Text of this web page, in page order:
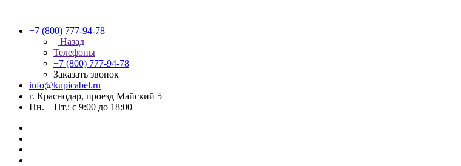
+7 (800) 777-94-78
Назад
Телефоны
+7 (800) 777-94-78
Заказать звонок
info@kupicabel.ru
г. Краснодар, проезд Майский 5
Пн. – Пт.: с 9:00 до 18:00